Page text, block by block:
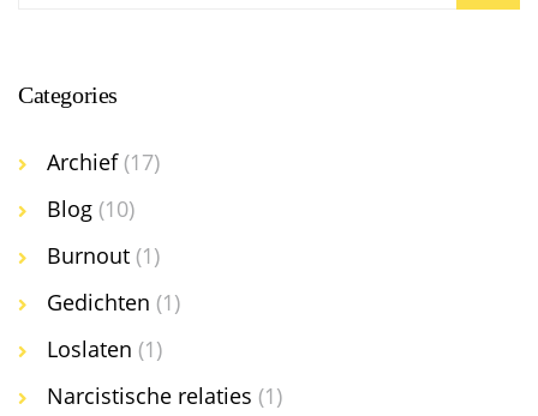
Categories
Archief(17)
Blog (10)
Burnout (1)
Gedichten (1)
Loslaten (1)
Narcistische relaties (1)